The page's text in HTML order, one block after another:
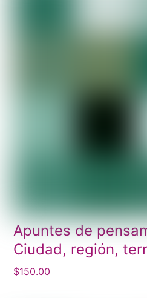
Apuntes de
Ciudad, región,
$150.00